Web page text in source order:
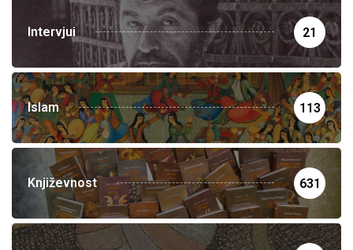
Intervjui 21
Islam 113
Književnost 631